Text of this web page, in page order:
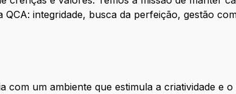
integridade, busca da perfeição, gestão
um ambiente que estimula a criatividade e o